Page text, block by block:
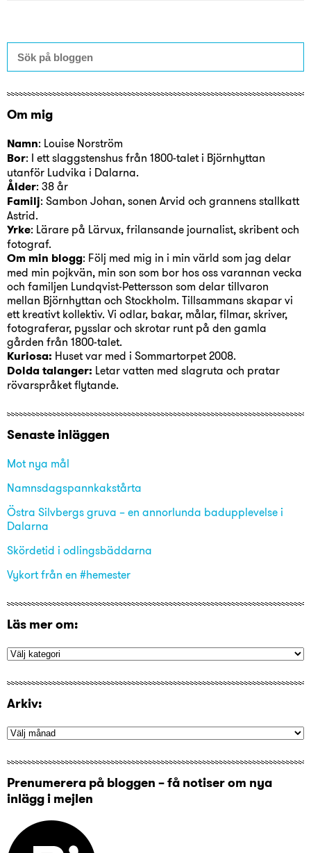
Om mig
Namn: Louise Norström
Bor: I ett slaggstenshus från 1800-talet i Björnhyttan
utanför Ludvika i Dalarna.
Ålder: 38 år
Familj: Sambon Johan, sonen Arvid och grannens stallkatt
Astrid.
Yrke: Lärare på Lärvux, frilansande journalist, skribent och
fotograf.
Om min blogg: Följ med mig in i min värld som jag delar
med min pojkvän, min son som bor hos oss varannan vecka
och familjen Lundqvist-Pettersson som delar tillvaron
mellan Björnhyttan och Stockholm. Tillsammans skapar vi
ett kreativt kollektiv. Vi odlar, bakar, målar, filmar, skriver,
fotograferar, pysslar och skrotar runt på den gamla
gården från 1800-talet.
Kuriosa: Huset var med i Sommartorpet 2008.
Dolda talanger: Letar vatten med slagruta och pratar
rövarspråket flytande.
Senaste inläggen
Mot nya mål
Namnsdagspannkakstårta
Östra Silvbergs gruva – en annorlunda badupplevelse i
Dalarna
Skördetid i odlingsbäddarna
Vykort från en #hemester
Läs mer om:
Arkiv:
Prenumerera på bloggen – få notiser om nya
inlägg i mejlen